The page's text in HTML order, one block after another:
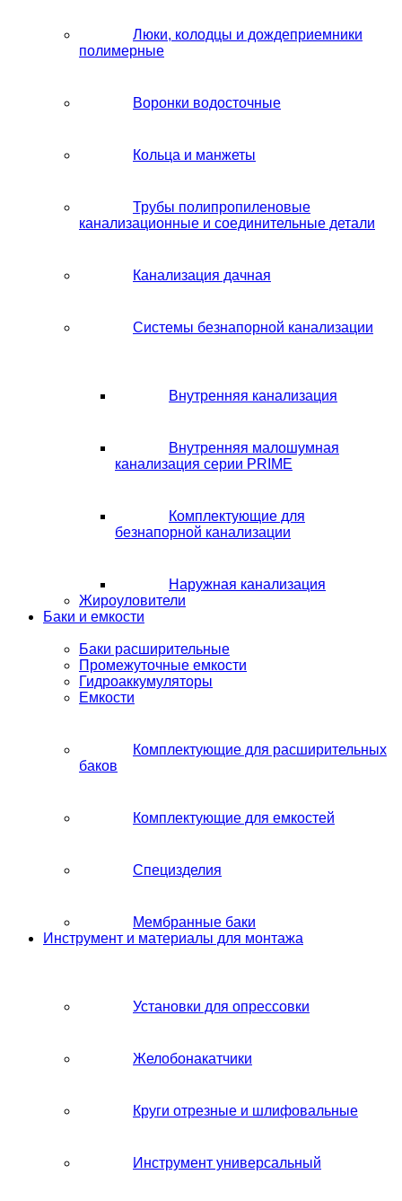
Люки, колодцы и дождеприемники
полимерные
Воронки водосточные
Кольца и манжеты
Трубы полипропиленовые
канализационные и соединительные детали
Канализация дачная
Системы безнапорной канализации
Внутренняя канализация
Внутренняя малошумная
канализация серии PRIME
Комплектующие для
безнапорной канализации
Наружная канализация
Жироуловители
Баки и емкости
Баки расширительные
Промежуточные емкости
Гидроаккумуляторы
Емкости
Комплектующие для расширительных
баков
Комплектующие для емкостей
Специзделия
Мембранные баки
Инструмент и материалы для монтажа
Установки для опрессовки
Желобонакатчики
Круги отрезные и шлифовальные
Инструмент универсальный